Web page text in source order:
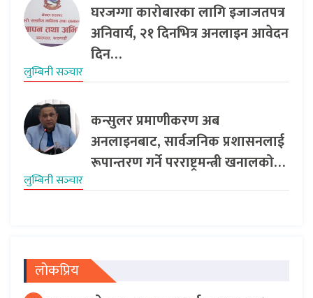
घरजग्गा कारोबारका लागि इजाजतपत्र
अनिवार्य, २१ दिनभित्र अनलाइन आवेदन
दिन…
लुम्बिनी सञ्‍चार
कन्सुलर प्रमाणीकरण अब
अनलाइनबाट, सार्वजनिक प्रशासनलाई
रूपान्तरण गर्ने परराष्ट्रमन्त्री खनालको…
लुम्बिनी सञ्‍चार
लोकप्रिय